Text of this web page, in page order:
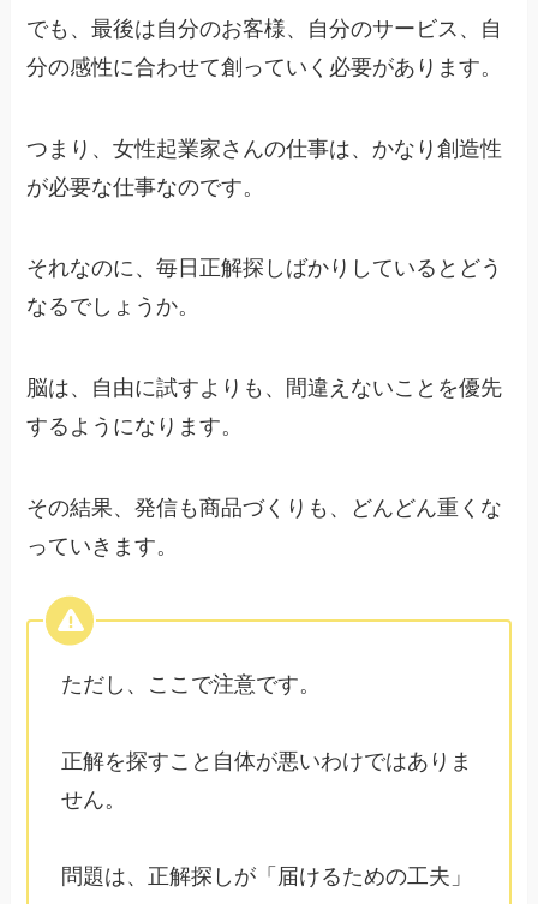
でも、最後は自分のお客様、自分のサービス、自
分の感性に合わせて創っていく必要があります。
つまり、女性起業家さんの仕事は、かなり創造性
が必要な仕事なのです。
それなのに、毎日正解探しばかりしているとどう
なるでしょうか。
脳は、自由に試すよりも、間違えないことを優先
するようになります。
その結果、発信も商品づくりも、どんどん重くな
っていきます。
ただし、ここで注意です。
正解を探すこと自体が悪いわけではありま
せん。
問題は、正解探しが「届けるための工夫」